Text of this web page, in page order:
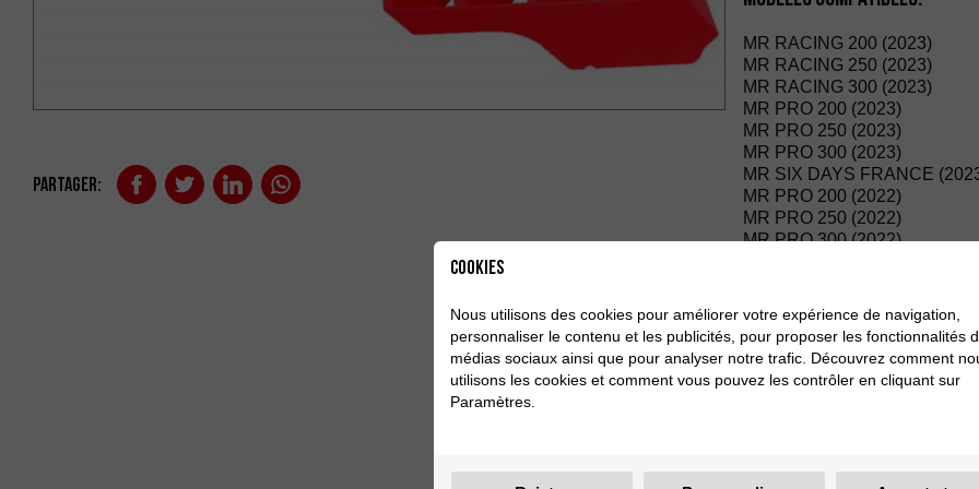
Partager:
MR RACING 200 (2023)
MR RACING 250 (2023)
MR RACING 300 (2023)
MR PRO 200 (2023)
MR PRO 250 (2023)
MR PRO 300 (2023)
MR SIX DAYS FRANCE
MR PRO 200 (2022)
MR PRO 250 (2022)
MR PRO 300 (2022)
MR RACING 300 (2022)
MR RANGER 200 (2022- 2023)
MR RANGER 300 (2022- 2023)
MR RANGER 200 (2021)
MR RANGER 300 (2021)
Cookies
Nous utilisons des cookies pour améliorer votre expérience de navigation,
personnaliser le contenu et les publicités, pour proposer les fonctionnalités
médias sociaux ainsi que pour analyser notre trafic. Découvrez comment
utilisons les cookies et comment vous pouvez les contrôler en cliquant sur
Paramètres.